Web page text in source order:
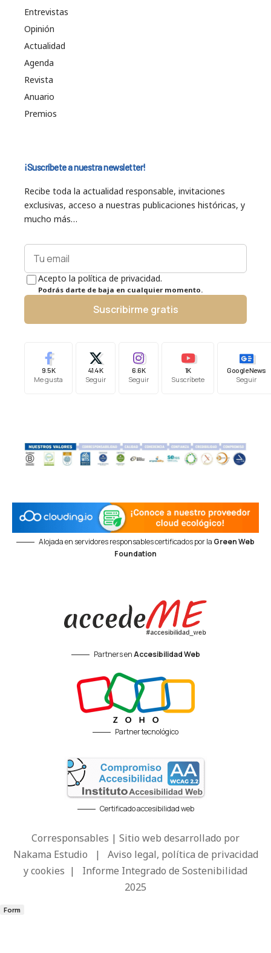
Entrevistas
Opinión
Actualidad
Agenda
Revista
Anuario
Premios
¡Suscríbete a nuestra newsletter!
Recibe toda la actualidad responsable, invitaciones
exclusivas, acceso a nuestras publicaciones históricas, y
mucho más…
Acepto la política de privacidad.
Podrás darte de baja en cualquier momento.
Suscribirme gratis
9.5K
Me gusta
41.4K
Seguir
6.6K
Seguir
1K
Suscríbete
Google News
Seguir
Alojada en servidores responsables certificados por la Green Web
Foundation
Partners enAccesibilidad Web
Partner tecnológico
Certificado accesibilidad web
Corresponsables | Sitio web desarrollado por
Nakama Estudio | Aviso legal, política de privacidad
y cookies | Informe Integrado de Sostenibilidad
2025
Form